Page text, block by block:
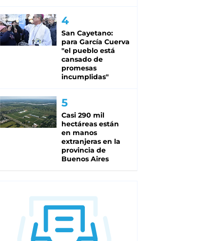
San Cayetano:
para García Cuerva
"el pueblo está
cansado de
promesas
incumplidas"
Casi 290 mil
hectáreas están
en manos
extranjeras en la
provincia de
Buenos Aires